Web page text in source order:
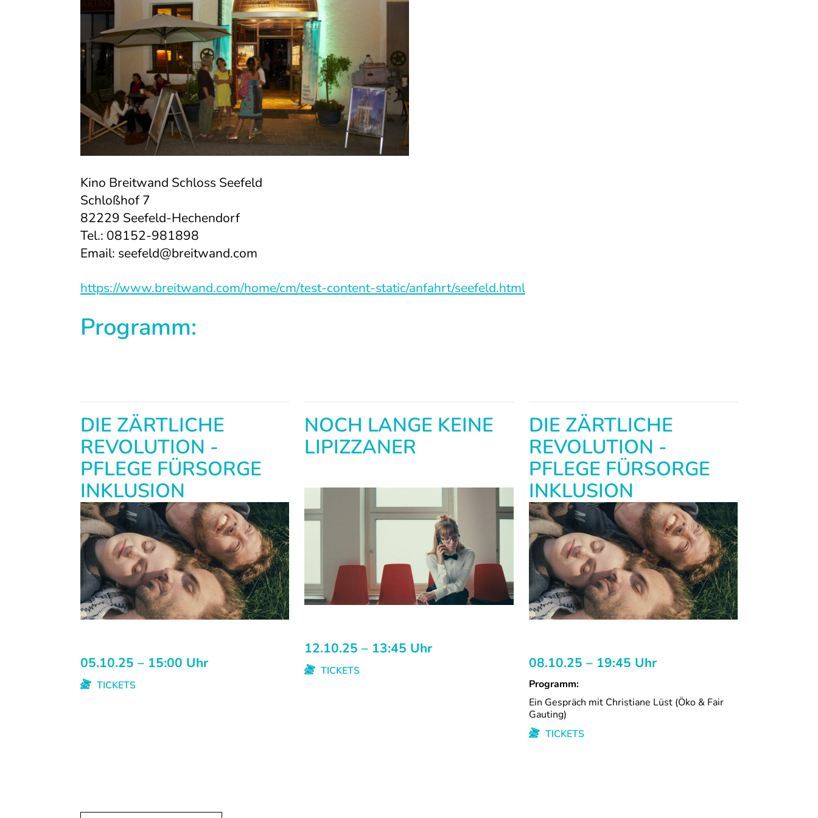
Kino Breitwand Schloss Seefeld
Schloßhof 7
82229 Seefeld-Hechendorf
Tel.: 08152-981898
Email: seefeld@breitwand.com
https://www.breitwand.com/home/cm/test-content-static/anfahrt/seefeld.html
Programm:
DIE ZÄRTLICHE
REVOLUTION -
PFLEGE FÜRSORGE
INKLUSION
05.10.25 – 15:00 Uhr
TICKETS
NOCH LANGE KEINE
LIPIZZANER
12.10.25 – 13:45 Uhr
TICKETS
DIE ZÄRTLICHE
REVOLUTION -
PFLEGE FÜRSORGE
INKLUSION
08.10.25 – 19:45 Uhr
Programm:
Ein Gespräch mit Christiane Lüst (Öko & Fair
Gauting)
TICKETS